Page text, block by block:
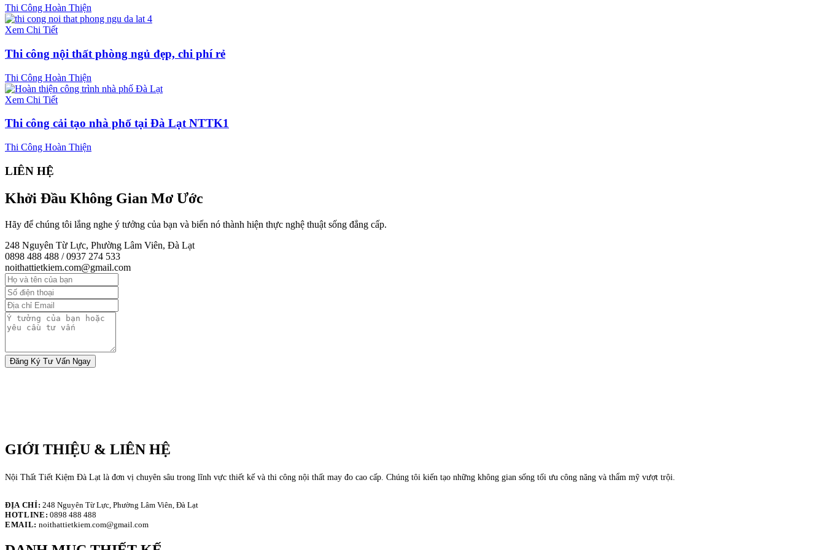
Thi Công Hoàn Thiện
Xem Chi Tiết
Thi công nội thất phòng ngủ đẹp, chi phí rẻ
Thi Công Hoàn Thiện
Xem Chi Tiết
Thi công cải tạo nhà phố tại Đà Lạt NTTK1
Thi Công Hoàn Thiện
LIÊN HỆ
Khởi Đầu Không Gian Mơ Ước
Hãy để chúng tôi lắng nghe ý tưởng của bạn và biến nó thành hiện thực nghệ thuật sống đẳng cấp.
248 Nguyên Từ Lực, Phường Lâm Viên, Đà Lạt
0898 488 488 / 0937 274 533
noithattietkiem.com@gmail.com
Đăng Ký Tư Vấn Ngay
GIỚI THIỆU & LIÊN HỆ
Nội Thất Tiết Kiệm Đà Lạt là đơn vị chuyên sâu trong lĩnh vực thiết kế và thi công nội thất may đo cao cấp. Chúng tôi kiến tạo những không gian sống tối ưu công năng và thẩm mỹ vượt trội.
ĐỊA CHỈ: 248 Nguyên Từ Lực, Phường Lâm Viên, Đà Lạt
HOTLINE: 0898 488 488
EMAIL: noithattietkiem.com@gmail.com